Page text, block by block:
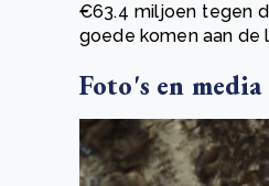
€63.4 miljoen tegen
goede komen aan de
Foto's en media